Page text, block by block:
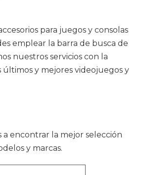
para juegos y consolas
emplear la barra de busca de
nuestros servicios con la
últimos y mejores videojuegos y
a encontrar la mejor selección
y marcas.